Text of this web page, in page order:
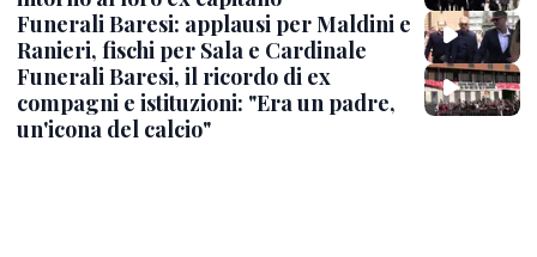
Funerali Baresi: applausi per Maldini e
Ranieri, fischi per Sala e Cardinale
Funerali Baresi, il ricordo di ex
compagni e istituzioni: "Era un padre,
un'icona del calcio"